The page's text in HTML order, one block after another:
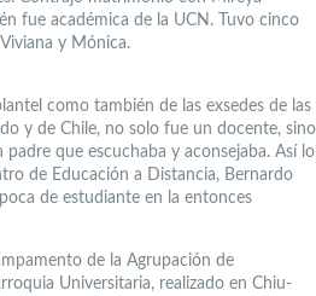
fue académica de la UCN. Tuvo cinco
y Mónica.
como también de las exsedes de las
y de Chile, no solo fue un docente, sino
que escuchaba y aconsejaba. Así lo
de Educación a Distancia, Bernardo
de estudiante en la entonces
de la Agrupación de
Universitaria, realizado en Chiu-